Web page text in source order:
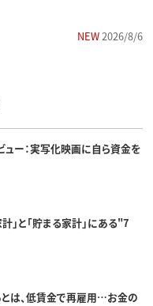
NEW2026/8/6
ュー：実写化映画に自ら資金を
」と「貯まる家計」にある"7
は、低賃金で再雇用…お金の